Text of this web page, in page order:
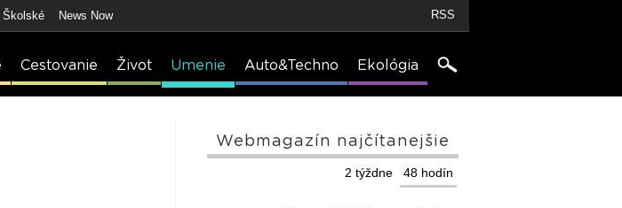
Školské News Now RSS
Cestovanie Život Umenie Auto&Techno Ekológia
Webmagazín najčítanejšie
48 hodín
2 týždne